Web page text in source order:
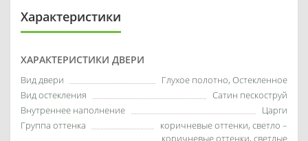
Характеристики
ХАРАКТЕРИСТИКИ ДВЕРИ
Вид двери
Глухое полотно, Остекленное
Вид остекления
Сатин пескоструй
Внутреннее наполнение
Царги
Группа оттенка
коричневые оттенки, светло –
коричневые оттенки, светлые